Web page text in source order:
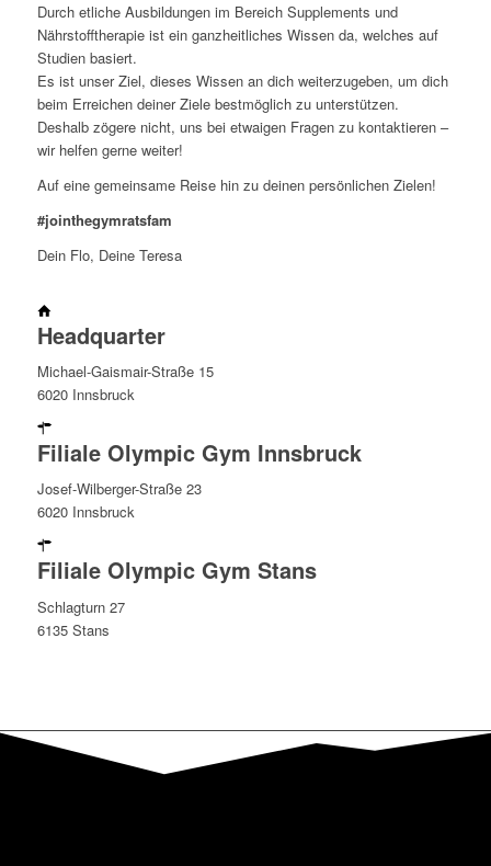
Durch etliche Ausbildungen im Bereich Supplements und
Nährstofftherapie ist ein ganzheitliches Wissen da, welches auf
Studien basiert.
Es ist unser Ziel, dieses Wissen an dich weiterzugeben, um dich
beim Erreichen deiner Ziele bestmöglich zu unterstützen.
Deshalb zögere nicht, uns bei etwaigen Fragen zu kontaktieren –
wir helfen gerne weiter!
Auf eine gemeinsame Reise hin zu deinen persönlichen Zielen!
#jointhegymratsfam
Dein Flo, Deine Teresa
Headquarter
Michael-Gaismair-Straße 15
6020 Innsbruck
Filiale Olympic Gym Innsbruck
Josef-Wilberger-Straße 23
6020 Innsbruck
Filiale Olympic Gym Stans
Schlagturn 27
6135 Stans